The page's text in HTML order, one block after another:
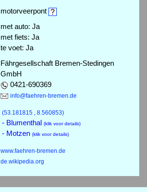
motorveerpont
met auto: Ja
met fiets: Ja
te voet: Ja
Fährgesellschaft Bremen-Stedingen
GmbH
0421-690369
info@faehren-bremen.de
(53.181815 , 8.560853)
- Blumenthal (klik voor details)
- Motzen (klik voor details)
www.faehren-bremen.de
de.wikipedia.org